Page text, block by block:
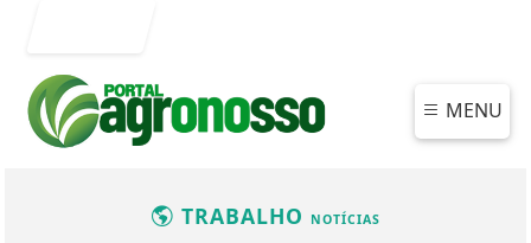
MENU
TRABALHO NOTÍCIAS